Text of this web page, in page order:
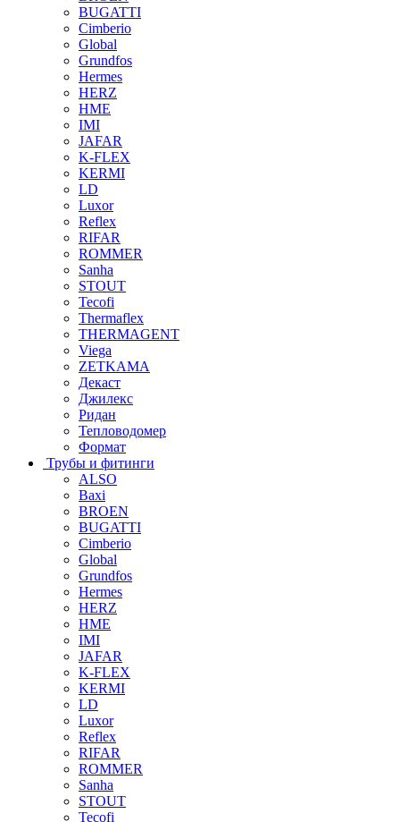
BUGATTI
Cimberio
Global
Grundfos
Hermes
HERZ
HME
IMI
JAFAR
K-FLEX
KERMI
LD
Luxor
Reflex
RIFAR
ROMMER
Sanha
STOUT
Tecofi
Thermaflex
THERMAGENT
Viega
ZETKAMA
Декаст
Джилекс
Ридан
Тепловодомер
Формат
Трубы и фитинги
ALSO
Baxi
BROEN
BUGATTI
Cimberio
Global
Grundfos
Hermes
HERZ
HME
IMI
JAFAR
K-FLEX
KERMI
LD
Luxor
Reflex
RIFAR
ROMMER
Sanha
STOUT
Tecofi